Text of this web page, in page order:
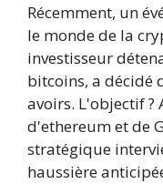
Récemment, un
le monde de la
investisseur
bitcoins, a décidé
avoirs. L'objectif ?
d'ethereum et de
stratégique
haussière